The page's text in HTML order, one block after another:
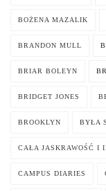
BOŻENA MAZALIK
BRANDON MULL
BRIAR BOLEYN
BRIDGET JONES
BROOKLYN BYŁA
CAŁA JASKRAWOŚĆ I
CAMPUS DIARIES